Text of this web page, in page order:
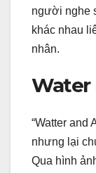
người nghe
khác nhau
nhân.
Water
“Watter and
nhưng lại
Qua hình